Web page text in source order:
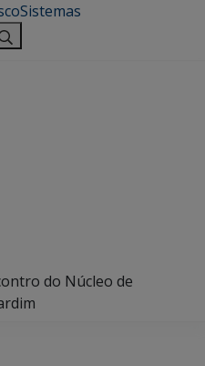
Sistemas
do Núcleo de